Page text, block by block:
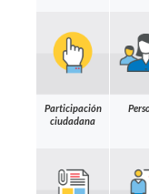
Participación
ciudadana